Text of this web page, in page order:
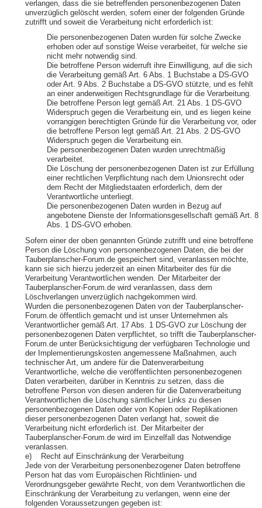
verlangen, dass die sie betreffenden personenbezogenen Daten
unverzüglich gelöscht werden, sofern einer der folgenden Gründe
zutrifft und soweit die Verarbeitung nicht erforderlich ist:
Die personenbezogenen Daten wurden für solche Zwecke
erhoben oder auf sonstige Weise verarbeitet, für welche sie
nicht mehr notwendig sind.
Die betroffene Person widerruft ihre Einwilligung, auf die sich
die Verarbeitung gemäß Art. 6 Abs. 1 Buchstabe a DS-GVO
oder Art. 9 Abs. 2 Buchstabe a DS-GVO stützte, und es fehlt
an einer anderweitigen Rechtsgrundlage für die Verarbeitung.
Die betroffene Person legt gemäß Art. 21 Abs. 1 DS-GVO
Widerspruch gegen die Verarbeitung ein, und es liegen keine
vorrangigen berechtigten Gründe für die Verarbeitung vor, oder
die betroffene Person legt gemäß Art. 21 Abs. 2 DS-GVO
Widerspruch gegen die Verarbeitung ein.
Die personenbezogenen Daten wurden unrechtmäßig
verarbeitet.
Die Löschung der personenbezogenen Daten ist zur Erfüllung
einer rechtlichen Verpflichtung nach dem Unionsrecht oder
dem Recht der Mitgliedstaaten erforderlich, dem der
Verantwortliche unterliegt.
Die personenbezogenen Daten wurden in Bezug auf
angebotene Dienste der Informationsgesellschaft gemäß Art. 8
Abs. 1 DS-GVO erhoben.
Sofern einer der oben genannten Gründe zutrifft und eine betroffene
Person die Löschung von personenbezogenen Daten, die bei der
Tauberplanscher-Forum.de gespeichert sind, veranlassen möchte,
kann sie sich hierzu jederzeit an einen Mitarbeiter des für die
Verarbeitung Verantwortlichen wenden. Der Mitarbeiter der
Tauberplanscher-Forum.de wird veranlassen, dass dem
Löschverlangen unverzüglich nachgekommen wird.
Wurden die personenbezogenen Daten von der Tauberplanscher-
Forum.de öffentlich gemacht und ist unser Unternehmen als
Verantwortlicher gemäß Art. 17 Abs. 1 DS-GVO zur Löschung der
personenbezogenen Daten verpflichtet, so trifft die Tauberplanscher-
Forum.de unter Berücksichtigung der verfügbaren Technologie und
der Implementierungskosten angemessene Maßnahmen, auch
technischer Art, um andere für die Datenverarbeitung
Verantwortliche, welche die veröffentlichten personenbezogenen
Daten verarbeiten, darüber in Kenntnis zu setzen, dass die
betroffene Person von diesen anderen für die Datenverarbeitung
Verantwortlichen die Löschung sämtlicher Links zu diesen
personenbezogenen Daten oder von Kopien oder Replikationen
dieser personenbezogenen Daten verlangt hat, soweit die
Verarbeitung nicht erforderlich ist. Der Mitarbeiter der
Tauberplanscher-Forum.de wird im Einzelfall das Notwendige
veranlassen.
e) Recht auf Einschränkung der Verarbeitung
Jede von der Verarbeitung personenbezogener Daten betroffene
Person hat das vom Europäischen Richtlinien- und
Verordnungsgeber gewährte Recht, von dem Verantwortlichen die
Einschränkung der Verarbeitung zu verlangen, wenn eine der
folgenden Voraussetzungen gegeben ist: